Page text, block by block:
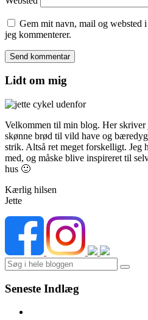
Gem mit navn, mail og websted
jeg kommenterer.
Lidt om mig
Velkommen til min blog. Her
skønne brød til vild have og
strik. Altså ret meget forskelligt. Jeg
med, og måske blive inspireret til
hus 🙂
Kærlig hilsen
Jette
Search
Seneste Indlæg